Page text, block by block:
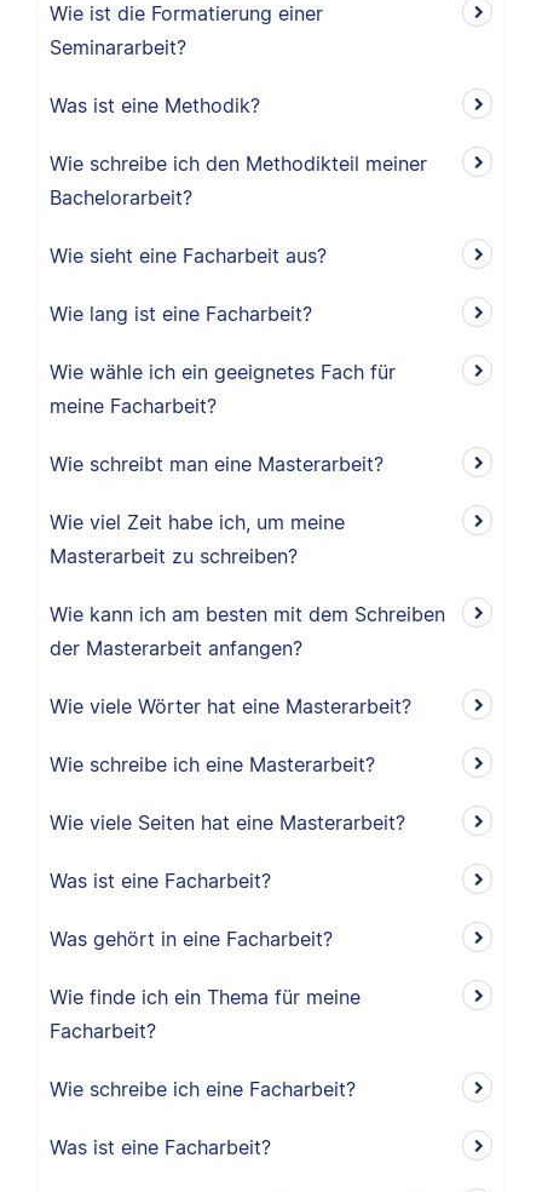
Wie ist die Formatierung einer
Seminararbeit?
Was ist eine Methodik?
Wie schreibe ich den Methodikteil meiner
Bachelorarbeit?
Wie sieht eine Facharbeit aus?
Wie lang ist eine Facharbeit?
Wie wähle ich ein geeignetes Fach für
meine Facharbeit?
Wie schreibt man eine Masterarbeit?
Wie viel Zeit habe ich, um meine
Masterarbeit zu schreiben?
Wie kann ich am besten mit dem Schreiben
der Masterarbeit anfangen?
Wie viele Wörter hat eine Masterarbeit?
Wie schreibe ich eine Masterarbeit?
Wie viele Seiten hat eine Masterarbeit?
Was ist eine Facharbeit?
Was gehört in eine Facharbeit?
Wie finde ich ein Thema für meine
Facharbeit?
Wie schreibe ich eine Facharbeit?
Was ist eine Facharbeit?